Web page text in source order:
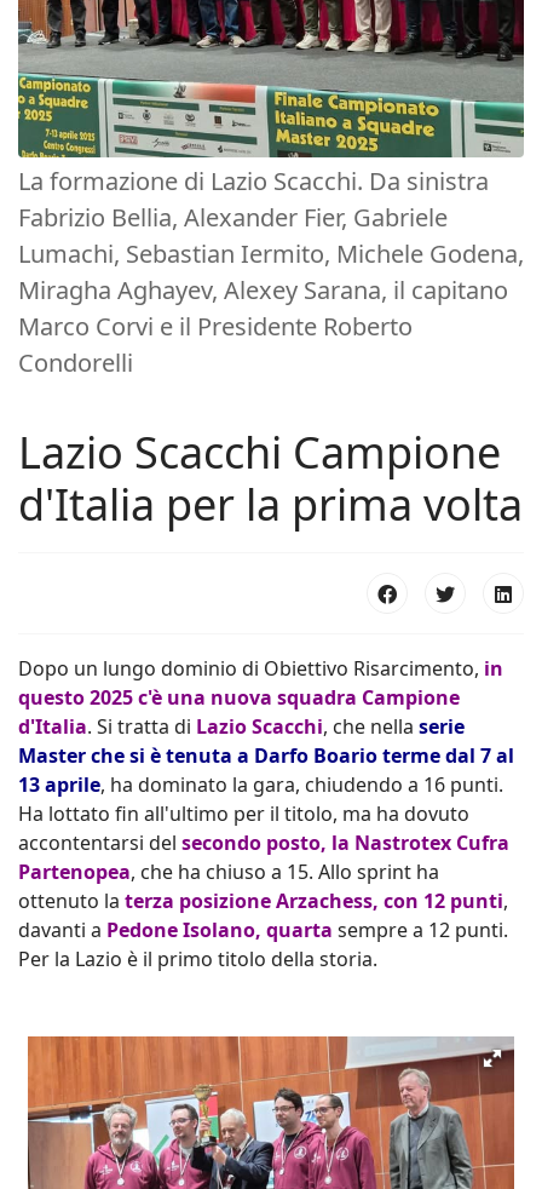
La formazione di Lazio Scacchi. Da sinistra
Fabrizio Bellia, Alexander Fier, Gabriele
Lumachi, Sebastian Iermito, Michele Godena,
Miragha Aghayev, Alexey Sarana, il capitano
Marco Corvi e il Presidente Roberto
Condorelli
Lazio Scacchi Campione
d'Italia per la prima volta
Dopo un lungo dominio di Obiettivo Risarcimento, in
questo 2025 c'è una nuova squadra Campione
d'Italia. Si tratta di Lazio Scacchi, che nella serie
Master che si è tenuta a Darfo Boario terme dal 7 al
13 aprile, ha dominato la gara, chiudendo a 16 punti.
Ha lottato fin all'ultimo per il titolo, ma ha dovuto
accontentarsi del secondo posto, la Nastrotex Cufra
Partenopea, che ha chiuso a 15. Allo sprint ha
ottenuto la terza posizione Arzachess, con 12 punti,
davanti a Pedone Isolano, quarta sempre a 12 punti.
Per la Lazio è il primo titolo della storia.